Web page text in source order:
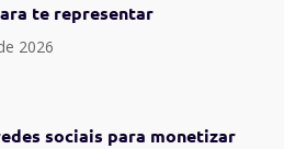
te representar
2026
sociais para monetizar